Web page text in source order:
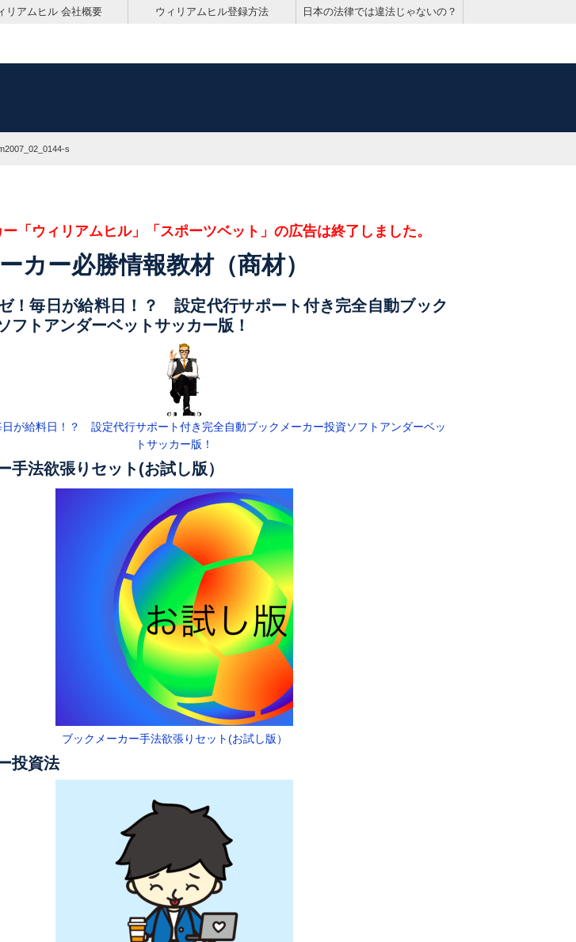
リアムヒル 会社概要 ウィリアムヒル登録方法 日本の法律では違法じゃないの？
s
「ウィリアムヒル」「スポーツベット」の広告は終了しました。
カー必勝情報教材（商材）
！毎日が給料日！？ 設定代行サポート付き完全自動ブック
フトアンダーベットサッカー版！
が給料日！？ 設定代行サポート付き完全自動ブックメーカー投資ソフトアンダーベッ
トサッカー版！
手法欲張りセット(お試し版）
ブックメーカー手法欲張りセット(お試し版）
投資法